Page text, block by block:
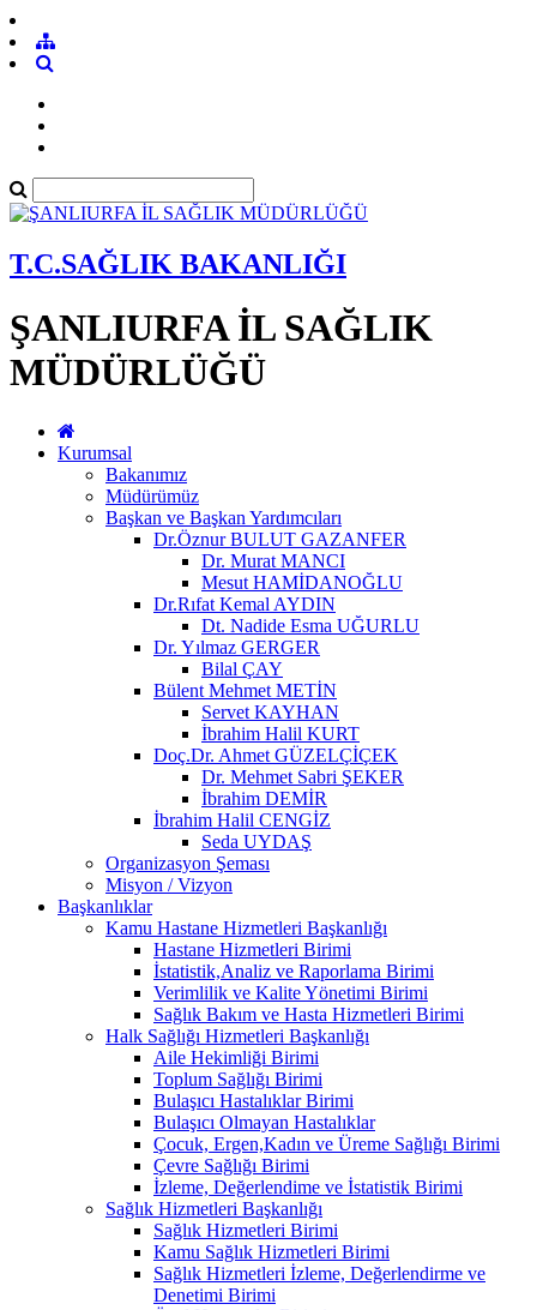
T.C.SAĞLIK BAKANLIĞI
ŞANLIURFA İL SAĞLIK
MÜDÜRLÜĞÜ
Kurumsal
Bakanımız
Müdürümüz
Başkan ve Başkan Yardımcıları
Dr.Öznur BULUT GAZANFER
Dr. Murat MANCI
Mesut HAMİDANOĞLU
Dr.Rıfat Kemal AYDIN
Dt. Nadide Esma UĞURLU
Dr. Yılmaz GERGER
Bilal ÇAY
Bülent Mehmet METİN
Servet KAYHAN
İbrahim Halil KURT
Doç.Dr. Ahmet GÜZELÇİÇEK
Dr. Mehmet Sabri ŞEKER
İbrahim DEMİR
İbrahim Halil CENGİZ
Seda UYDAŞ
Organizasyon Şeması
Misyon / Vizyon
Başkanlıklar
Kamu Hastane Hizmetleri Başkanlığı
Hastane Hizmetleri Birimi
İstatistik,Analiz ve Raporlama Birimi
Verimlilik ve Kalite Yönetimi Birimi
Sağlık Bakım ve Hasta Hizmetleri Birimi
Halk Sağlığı Hizmetleri Başkanlığı
Aile Hekimliği Birimi
Toplum Sağlığı Birimi
Bulaşıcı Hastalıklar Birimi
Bulaşıcı Olmayan Hastalıklar
Çocuk, Ergen,Kadın ve Üreme Sağlığı Birimi
Çevre Sağlığı Birimi
İzleme, Değerlendime ve İstatistik Birimi
Sağlık Hizmetleri Başkanlığı
Sağlık Hizmetleri Birimi
Kamu Sağlık Hizmetleri Birimi
Sağlık Hizmetleri İzleme, Değerlendirme ve
Denetimi Birimi